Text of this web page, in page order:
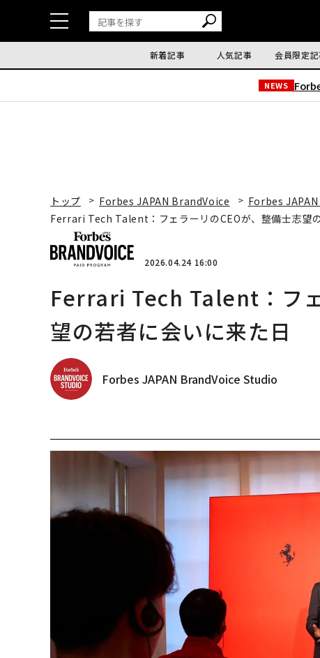
新着記事 人気記事 会員限定記
NEWS
トップ Forbes JAPAN BrandVoice
Forbes
Ferrari Tech Talent：フェラーリのCEOが、整備士志望
2026.04.24 16:00
Ferrari Tech Talent：フ
望の若者に会いに来た日
Forbes JAPAN BrandVoice Studio